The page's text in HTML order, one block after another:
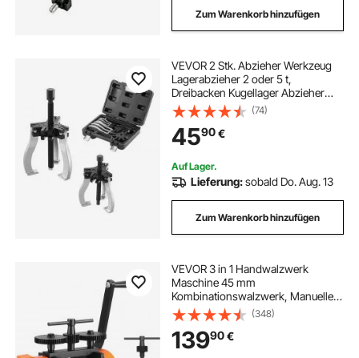
Zum Warenkorb hinzufügen
VEVOR 2 Stk. Abzieher Werkzeug
Lagerabzieher 2 oder 5 t,
Dreibacken Kugellager Abzieher
Innen Außen 76,2 / 177,8 mm Max.
Spreizung, Parallelabzieher
Lagerabzieher Set Kfz Abzieher
Werkzeug
(74)
4590€
Auf Lager.
Lieferung:sobald Do. Aug. 13
Zum Warenkorb hinzufügen
VEVOR 3 in 1 Handwalzwerk
Maschine 45 mm
Kombinationswalzwerk, Manueller
Walzwerk Schmuckwalzwerk
Einstellbare Dicke von 0 bis 6 mm,
Handwalzwerk Maschine für Platin /
K-Gold / Messing / Aluminium
(348)
13990€